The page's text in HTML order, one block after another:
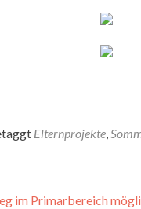
Elternprojekte
im Primarbereich